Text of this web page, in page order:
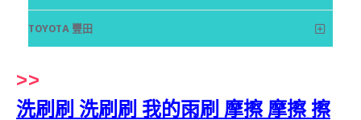
TOYOTA 豐田
>>
洗刷刷 洗刷刷 我的雨刷 摩擦 摩擦 擦